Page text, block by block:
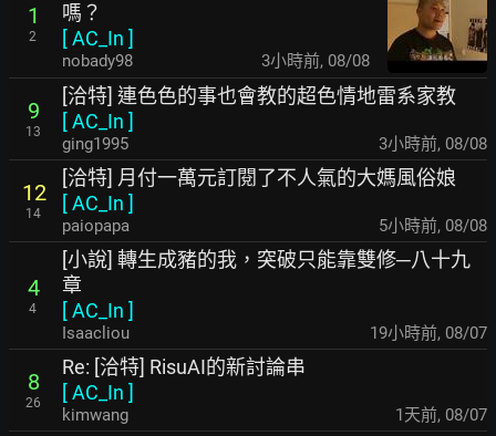
1
2
嗎？
[AC_In ]
nobady98 3小時前, 08/08
9
13
[洽特] 連色色的事也會教的超色情地雷系家教
[AC_In ]
ging1995 3小時前, 08/08
12
14
[洽特] 月付一萬元訂閱了不人氣的大媽風俗娘
[AC_In ]
paiopapa 5小時前, 08/08
4
4
[小說] 轉生成豬的我，突破只能靠雙修─八十九
章
[AC_In ]
Isaacliou 19小時前, 08/07
8
26
Re: [洽特] RisuAI的新討論串
[AC_In ]
kimwang 1天前, 08/07